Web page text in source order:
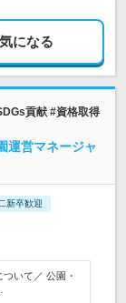
気になる
貢献 #資格取得
運営マネージャ
新卒歓迎
いて／ 公園・